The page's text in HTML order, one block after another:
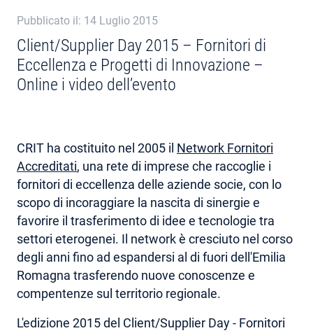
NOTIZIE
CHI SIAMO
AREA RISERVATA
Pubblicato il: 14 Luglio 2015
Client/Supplier Day 2015 – Fornitori di
Eccellenza e Progetti di Innovazione –
Online i video dell’evento
CRIT ha costituito nel 2005 il Network Fornitori
Accreditati, una rete di imprese che raccoglie i
fornitori di eccellenza delle aziende socie, con lo
scopo di incoraggiare la nascita di sinergie e
favorire il trasferimento di idee e tecnologie tra
settori eterogenei. Il network è cresciuto nel corso
degli anni fino ad espandersi al di fuori dell'Emilia
Romagna trasferendo nuove conoscenze e
compentenze sul territorio regionale.
L'edizione 2015 del Client/Supplier Day - Fornitori